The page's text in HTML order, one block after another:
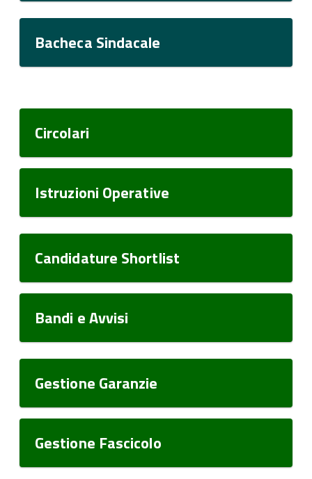
Bacheca Sindacale
Circolari
Istruzioni Operative
Candidature Shortlist
Bandi e Avvisi
Gestione Garanzie
Gestione Fascicolo